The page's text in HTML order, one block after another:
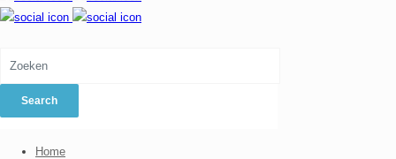
Home